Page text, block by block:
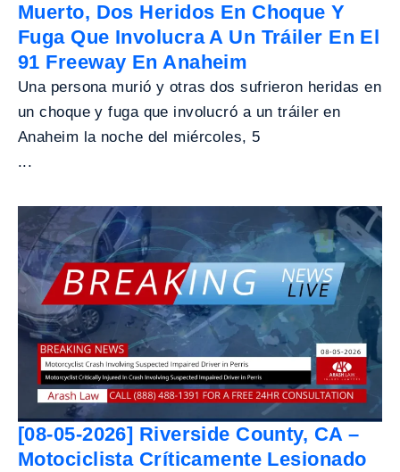
Muerto, Dos Heridos En Choque Y
Fuga Que Involucra A Un Tráiler En El
91 Freeway En Anaheim
Una persona murió y otras dos sufrieron heridas en
un choque y fuga que involucró a un tráiler en
Anaheim la noche del miércoles, 5
...
[08-05-2026] Riverside County, CA –
Motociclista Críticamente Lesionado